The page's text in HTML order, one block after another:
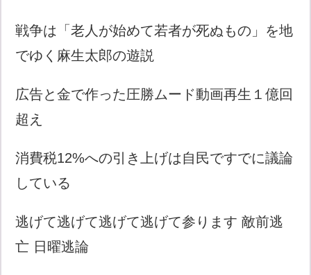
戦争は「老人が始めて若者が死ぬもの」を地
でゆく麻生太郎の遊説
広告と金で作った圧勝ムード動画再生１億回
超え
消費税12%への引き上げは自民ですでに議論
している
逃げて逃げて逃げて逃げて参ります 敵前逃
亡 日曜逃論